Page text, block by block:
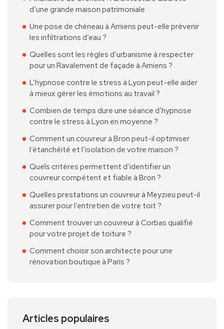
d’une grande maison patrimoniale
Une pose de chéneau à Amiens peut-elle prévenir
les infiltrations d’eau ?
Quelles sont les règles d’urbanisme à respecter
pour un Ravalement de façade à Amiens ?
L’hypnose contre le stress à Lyon peut-elle aider
à mieux gérer les émotions au travail ?
Combien de temps dure une séance d’hypnose
contre le stress à Lyon en moyenne ?
Comment un couvreur à Bron peut-il optimiser
l’étanchéité et l’isolation de votre maison ?
Quels critères permettent d’identifier un
couvreur compétent et fiable à Bron ?
Quelles prestations un couvreur à Meyzieu peut-il
assurer pour l’entretien de votre toit ?
Comment trouver un couvreur à Corbas qualifié
pour votre projet de toiture ?
Comment choisir son architecte pour une
rénovation boutique à Paris ?
Articles populaires